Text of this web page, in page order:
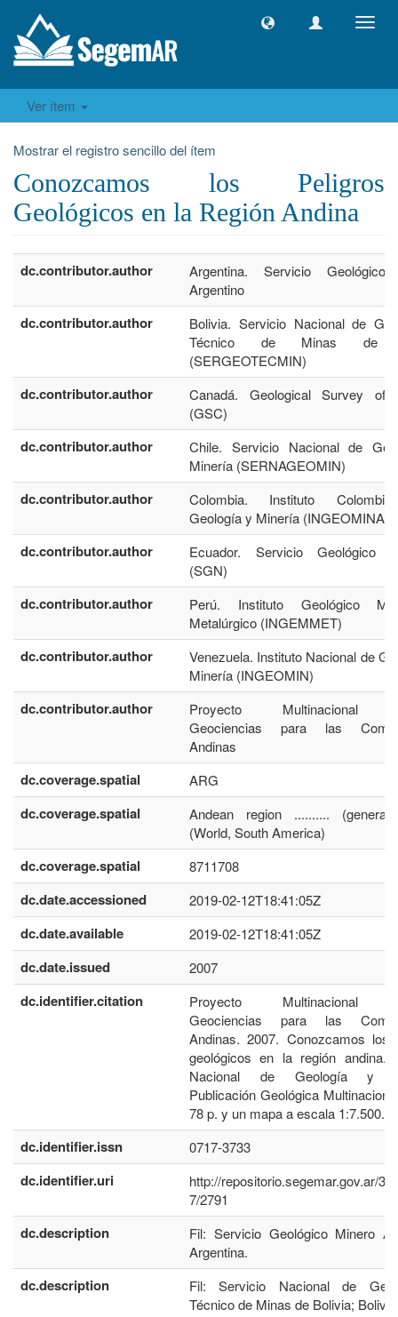
Ver ítem
Mostrar el registro sencillo del ítem
Conozcamos los Peligros
Geológicos en la Región Andina
dc.contributor.author
Argentina. Servicio Geológico
Argentino
dc.contributor.author
Bolivia. Servicio Nacional de
Técnico de Minas de
(SERGEOTECMIN)
dc.contributor.author
Canadá. Geological Survey of
(GSC)
dc.contributor.author
Chile. Servicio Nacional de
Minería (SERNAGEOMIN)
dc.contributor.author
Colombia. Instituto
Geología y Minería (INGEOMINAS)
dc.contributor.author
Ecuador. Servicio Geológico
(SGN)
dc.contributor.author
Perú. Instituto Geológico
Metalúrgico (INGEMMET)
dc.contributor.author
Venezuela. Instituto Nacional de
Minería (INGEOMIN)
dc.contributor.author
Proyecto Multinacional
Geociencias para las
Andinas
dc.coverage.spatial ARG
dc.coverage.spatial
Andean region .......... (general
(World, South America)
dc.coverage.spatial 8711708
dc.date.accessioned 2019-02-12T18:41:05Z
dc.date.available 2019-02-12T18:41:05Z
dc.date.issued 2007
dc.identifier.citation
Proyecto Multinacional
Geociencias para las
Andinas. 2007. Conozcamos los
geológicos en la región andina.
Nacional de Geología y
Publicación Geológica
78 p. y un mapa a escala
dc.identifier.issn 0717-3733
dc.identifier.uri
http://repositorio.segemar.gov.ar/
7/2791
dc.description
Fil: Servicio Geológico Minero
Argentina.
dc.description
Fil: Servicio Nacional de
Técnico de Minas de Bolivia;